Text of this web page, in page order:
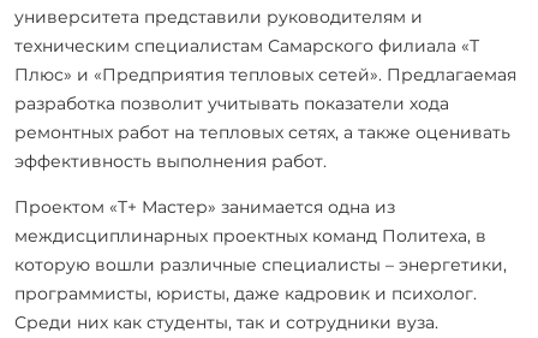
университета представили руководителям и
техническим специалистам Самарского филиала «Т
Плюс» и «Предприятия тепловых сетей». Предлагаемая
разработка позволит учитывать показатели хода
ремонтных работ на тепловых сетях, а также оценивать
эффективность выполнения работ.
Проектом «Т+ Мастер» занимается одна из
междисциплинарных проектных команд Политеха, в
которую вошли различные специалисты – энергетики,
программисты, юристы, даже кадровик и психолог.
Среди них как студенты, так и сотрудники вуза.